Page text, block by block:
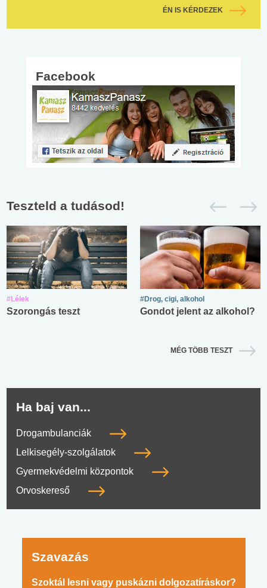
ÉN IS KÉRDEZEK
Facebook
Teszteld a tudásod!
#Lélek
Szorongás teszt
#Drog, cigi, alkohol
Gondot jelent az alkohol?
MÉG TÖBB TESZT
Ha baj van...
Drogambulanciák
Lelkisegély-szolgálatok
Gyermekvédelmi központok
Orvoskereső
Szavazás
Szoktál lesni vagy puskázni dolgozatíráskor?